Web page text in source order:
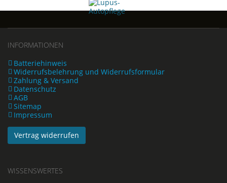
INFORMATIONEN
Batteriehinweis
Widerrufsbelehrung und Widerrufsformular
Zahlung & Versand
Datenschutz
AGB
Sitemap
Impressum
Vertrag widerrufen
WISSENSWERTES